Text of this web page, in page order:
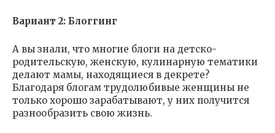
Вариант 2: Блоггинг
А вы знали, что многие блоги на детско-
родительскую, женскую, кулинарную тематики
делают мамы, находящиеся в декрете?
Благодаря блогам трудолюбивые женщины не
только хорошо зарабатывают, у них получится
разнообразить свою жизнь.